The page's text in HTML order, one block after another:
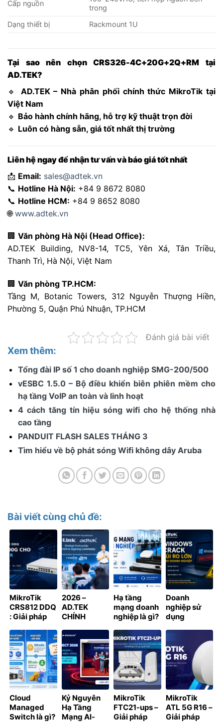
Cấp nguồn
trong
Dạng thiết bị
Rackmount 1U
Tại sao nên chọn CRS326-4C+20G+2Q+RM tại
AD.TEK?
🔹 AD.TEK – Nhà phân phối chính thức MikroTik tại
Việt Nam
🔹 Bảo hành chính hãng, hỗ trợ kỹ thuật trọn đời
🔹 Luôn có hàng sẵn, giá tốt nhất thị trường
Liên hệ ngay để nhận tư vấn và báo giá tốt nhất
📩 Email: sales@adtek.vn
📞 Hotline Hà Nội: +84 9 8672 8080
📞 Hotline HCM: +84 9 8652 8080
🌐www.adtek.vn
🏢 Văn phòng Hà Nội (Head Office):
AD.TEK Building, NV8-14, TC5, Yên Xá, Tân Triều,
Thanh Trì, Hà Nội, Việt Nam
🏢 Văn phòng TP.HCM:
Tầng M, Botanic Towers, 312 Nguyễn Thượng Hiền,
Phường 5, Quận Phú Nhuận, TP.HCM
Đánh giá bài viết
Xem thêm:
Tổng đài IP số 1 cho doanh nghiệp SMG-200/500
vESBC 1.5.0 – Bộ điều khiển biên phiên mềm cho
hạ tầng VoIP an toàn và linh hoạt
4 cách tăng tín hiệu sóng wifi cho hệ thống nhà
cao tầng
PANDUIT FLASH SALES THÁNG 3
Tìm hiểu về bộ phát sóng Wifi không dây Aruba
Bài viết cùng chủ đề:
MikroTik
CRS812 DDQ
: Giải pháp
mạch 400G
cho Data
Center và AI
Cluster
2026 –
AD.TEK
CHÍNH
THÀNH NHÀ
PHÂN PHỐI
ĐƯỢC ỦY
QUYỀN CỦA
D-LINK TẠI
VIỆT NAM
Hạ tầng
mạng doanh
nghiệp là gì?
& thiết kế
Doanh
nghiệp sử
dụng
crack có bị
xử phạt
không? 7 rủi
ro cần biết
năm 2026
Cloud
Managed
Switch là gì?
Kỷ Nguyên
Hạ Tầng
Mạng AI-
MikroTik
FTC21-ups –
Giải pháp
MikroTik
ATL 5G R16 –
Giải pháp